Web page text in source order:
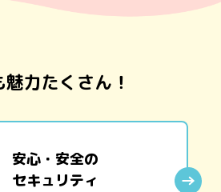
力たくさん！
安心・安全の
セキュリティ